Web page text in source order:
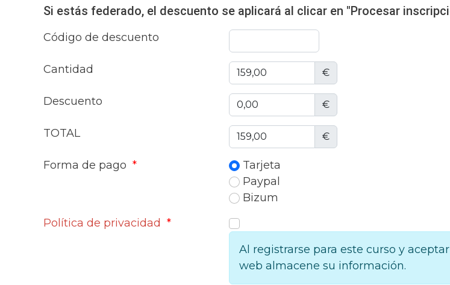
Si estás federado, el descuento se aplicará al clicar en "Procesar
Código de descuento
Cantidad €
Descuento €
TOTAL €
Forma de pago *
Tarjeta
Paypal
Bizum
Política de privacidad *
Al registrarse para este curso y
web almacene su información.